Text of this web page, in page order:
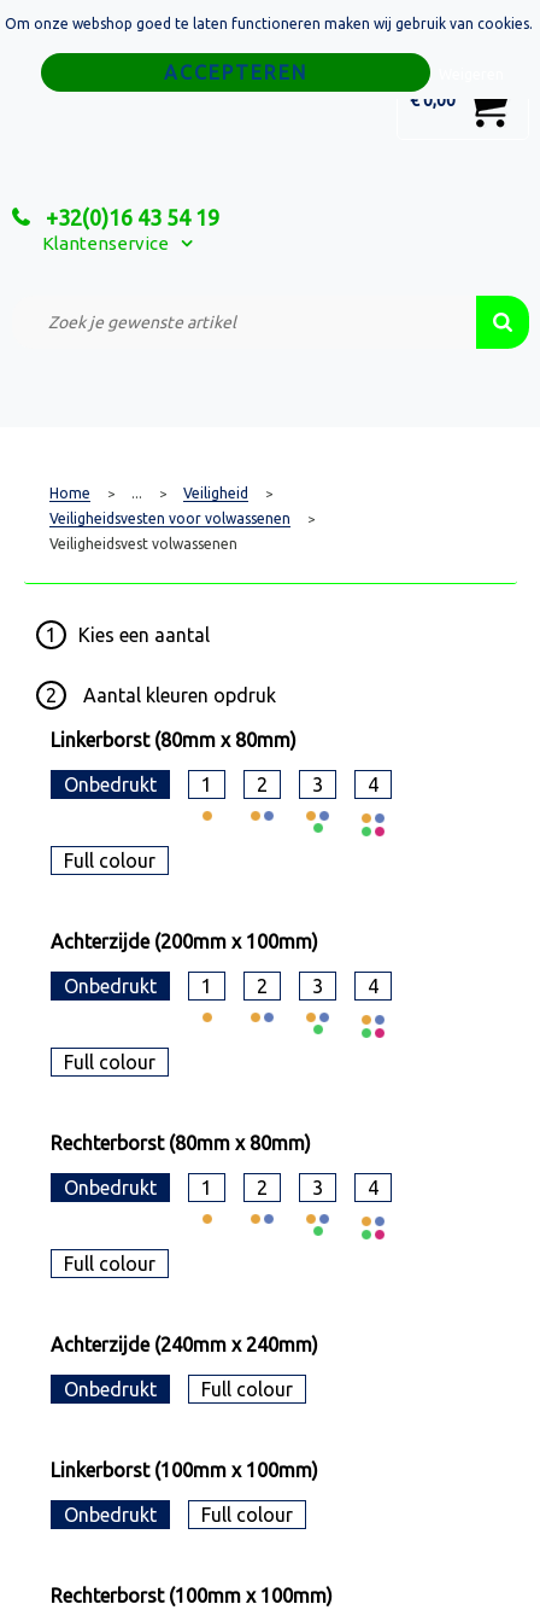
€ 0,00
+32(0)16 43 54 19
Klantenservice
Home
Relatiegeschenken
Custom Made Projecten
Home > ... > Veiligheid >
Veiligheidsvesten voor volwassenen >
Veiligheidsvest volwassenen
1 Kies een aantal
2 Aantal kleuren opdruk
Linkerborst (80mm x 80mm)
Onbedrukt 1 2 3 4
Full colour
Achterzijde (200mm x 100mm)
Onbedrukt 1 2 3 4
Full colour
Rechterborst (80mm x 80mm)
Onbedrukt 1 2 3 4
Full colour
Achterzijde (240mm x 240mm)
Onbedrukt Full colour
Linkerborst (100mm x 100mm)
Onbedrukt Full colour
Rechterborst (100mm x 100mm)
Om onze webshop goed te laten functioneren maken wij gebruik van cookies.